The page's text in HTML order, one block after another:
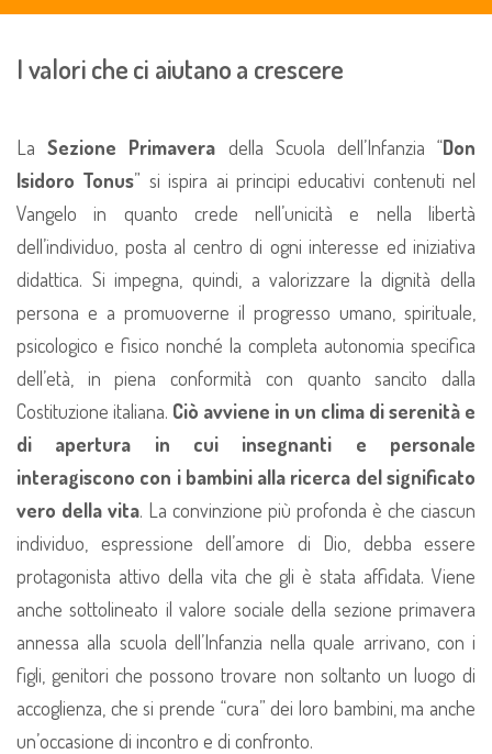
I valori che ci aiutano a crescere
LaSezione Primavera della Scuola dell’Infanzia “Don
Isidoro Tonus” si ispira ai principi educativi contenuti nel
Vangelo in quanto crede nell’unicità e nella libertà
dell’individuo, posta al centro di ogni interesse ed iniziativa
didattica. Si impegna, quindi, a valorizzare la dignità della
persona e a promuoverne il progresso umano, spirituale,
psicologico e fisico nonché la completa autonomia specifica
dell’età, in piena conformità con quanto sancito dalla
Costituzione italiana. Ciò avviene in un clima di serenità e
di apertura in cui insegnanti e personale
interagiscono con i bambini alla ricerca del significato
vero della vita. La convinzione più profonda è che ciascun
individuo, espressione dell’amore di Dio, debba essere
protagonista attivo della vita che gli è stata affidata. Viene
anche sottolineato il valore sociale della sezione primavera
annessa alla scuola dell’Infanzia nella quale arrivano, con i
figli, genitori che possono trovare non soltanto un luogo di
accoglienza, che si prende “cura” dei loro bambini, ma anche
un’occasione di incontro e di confronto.